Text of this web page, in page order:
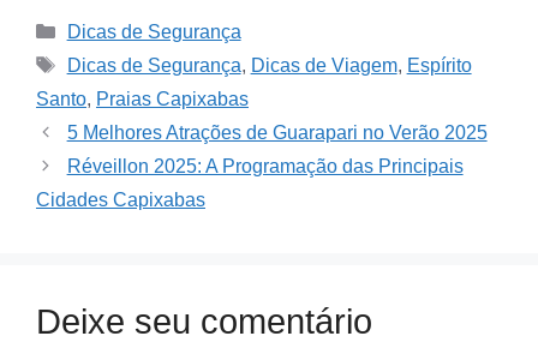
Categories
Dicas de Segurança
Tags
Dicas de Segurança, Dicas de Viagem, Espírito
Santo, Praias Capixabas
5 Melhores Atrações de Guarapari no Verão 2025
Réveillon 2025: A Programação das Principais
Cidades Capixabas
Deixe seu comentário